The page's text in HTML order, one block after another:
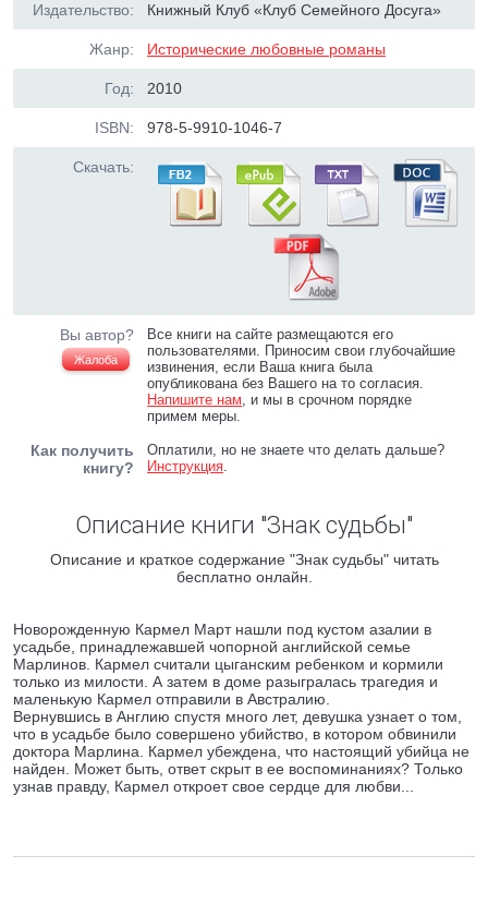
Издательство: Книжный Клуб «Клуб Семейного Досуга»
Жанр: Исторические любовные романы
Год: 2010
ISBN: 978-5-9910-1046-7
Скачать:
Вы автор?
Жалоба
Все книги на сайте размещаются его
пользователями. Приносим свои глубочайшие
извинения, если Ваша книга была
опубликована без Вашего на то согласия.
Напишите нам, и мы в срочном порядке
примем меры.
Как получить
книгу?
Оплатили, но не знаете что делать дальше?
Инструкция.
Описание книги "Знак судьбы"
Описание и краткое содержание "Знак судьбы" читать
бесплатно онлайн.
Новорожденную Кармел Март нашли под кустом азалии в
усадьбе, принадлежавшей чопорной английской семье
Марлинов. Кармел считали цыганским ребенком и кормили
только из милости. А затем в доме разыгралась трагедия и
маленькую Кармел отправили в Австралию.
Вернувшись в Англию спустя много лет, девушка узнает о том,
что в усадьбе было совершено убийство, в котором обвинили
доктора Марлина. Кармел убеждена, что настоящий убийца не
найден. Может быть, ответ скрыт в ее воспоминаниях? Только
узнав правду, Кармел откроет свое сердце для любви...